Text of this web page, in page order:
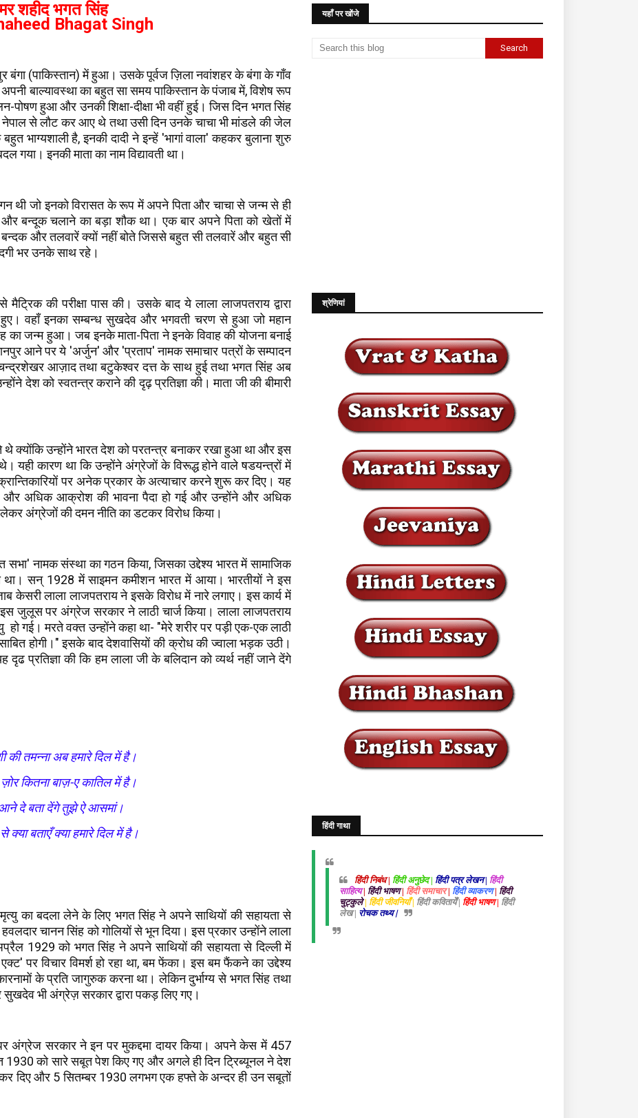
शहीद भगत सिंह
Bhagat Singh
बंगा (पाकिस्तान) में हुआ। उसके पूर्वज ज़िला नवांशहर के बंगा के गाँव
बाल्यावस्था का बहुत सा समय पाकिस्तान के पंजाब में, विशेष रूप
पोषण हुआ और उनकी शिक्षा-दीक्षा भी वहीं हुई। जिस दिन भगत सिंह
से लौट कर आए थे तथा उसी दिन उनके चाचा भी मांडले की जेल
भाग्यशाली है, इनकी दादी ने इन्हें 'भागां वाला' कहकर बुलाना शुरु
इनकी माता का नाम विद्यावती था।
थी जो इनको विरासत के रूप में अपने पिता और चाचा से जन्म से ही
बन्दूक चलाने का बड़ा शौक था। एक बार अपने पिता को खेतों में
और तलवारें क्यों नहीं बोते जिससे बहुत सी तलवारें और बहुत सी
भर उनके साथ रहे।
की परीक्षा पास की। उसके बाद ये लाला लाजपतराय द्वारा
वहाँ इनका सम्बन्ध सुखदेव और भगवती चरण से हुआ जो महान
का जन्म हुआ। जब इनके माता-पिता ने इनके विवाह की योजना बनाई
आने पर ये 'अर्जुन' और 'प्रताप' नामक समाचार पत्रों के सम्पादन
आज़ाद तथा बटुकेश्वर दत्त के साथ हुई तथा भगत सिंह अब
देश को स्वतन्त्र कराने की दृढ़ प्रतिज्ञा की। माता जी की बीमारी
क्योंकि उन्होंने भारत देश को परतन्त्र बनाकर रखा हुआ था और इस
यही कारण था कि उन्होंने अंग्रेजों के विरूद्ध होने वाले षडयन्त्रों में
पर अनेक प्रकार के अत्याचार करने शुरू कर दिए। यह
अधिक आक्रोश की भावना पैदा हो गई और उन्होंने और अधिक
अंग्रेजों की दमन नीति का डटकर विरोध किया।
नामक संस्था का गठन किया, जिसका उद्देश्य भारत में सामाजिक
था। सन् 1928 में साइमन कमीशन भारत में आया। भारतीयों ने इस
केसरी लाला लाजपतराय ने इसके विरोध में नारे लगाए। इस कार्य में
जुलूस पर अंग्रेज सरकार ने लाठी चार्ज किया। लाला लाजपतराय
हो गई। मरते वक्त उन्होंने कहा था- "मेरे शरीर पर पड़ी एक-एक लाठी
होगी।" इसके बाद देशवासियों की क्रोध की ज्वाला भड़क उठी।
प्रतिज्ञा की कि हम लाला जी के बलिदान को व्यर्थ नहीं जाने देंगे
की तमन्ना अब हमारे दिल में है।
कितना बाज़-ए कातिल में है।
दे बता देंगे तुझे ऐ आसमां।
क्या बताएँ क्या हमारे दिल में है।
का बदला लेने के लिए भगत सिंह ने अपने साथियों की सहायता से
चानन सिंह को गोलियों से भून दिया। इस प्रकार उन्होंने लाला
1929 को भगत सिंह ने अपने साथियों की सहायता से दिल्ली में
पर विचार विमर्श हो रहा था, बम फेंका। इस बम फैंकने का उद्देश्य
के प्रति जागुरुक करना था। लेकिन दुर्भाग्य से भगत सिंह तथा
भी अंग्रेज़ सरकार द्वारा पकड़ लिए गए।
सरकार ने इन पर मुकद्दमा दायर किया। अपने केस में 457
1930 को सारे सबूत पेश किए गए और अगले ही दिन ट्रिब्यूनल ने देश
दिए और 5 सितम्बर 1930 लगभग एक हफ्ते के अन्दर ही उन सबूतों
यहाँ पर खोंजे
श्रेणियां
हिंदी गाथा
हिंदी निबंध | हिंदी अनुछेद | हिंदी पत्र लेखन | हिंदी
साहित्य| हिंदी भाषण| हिंदी समाचार| हिंदी व्याकरण| हिंदी
चुट्कुले| हिंदी जीवनियाँ | हिंदी कवितायेँ | हिंदी भाषण | हिंदी
लेख | रोचक तथ्य |